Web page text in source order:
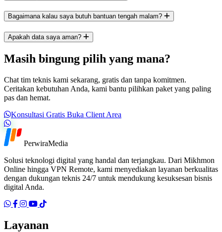
Bagaimana kalau saya butuh bantuan tengah malam?
Apakah data saya aman?
Masih bingung pilih yang mana?
Chat tim teknis kami sekarang, gratis dan tanpa komitmen.
Ceritakan kebutuhan Anda, kami bantu pilihkan paket yang paling
pas dan hemat.
Konsultasi Gratis Buka Client Area
Hubungi kami lewat WhatsApp
PerwiraMedia
Solusi teknologi digital yang handal dan terjangkau. Dari Mikhmon
Online hingga VPN Remote, kami menyediakan layanan berkualitas
dengan dukungan teknis 24/7 untuk mendukung kesuksesan bisnis
digital Anda.
WhatsApp
Facebook
Instagram
YouTube
TikTok
Layanan